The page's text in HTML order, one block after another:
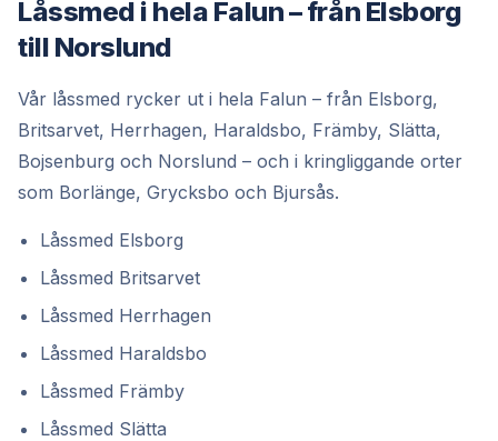
Låssmed i hela Falun – från Elsborg
till Norslund
Vår låssmed rycker ut i hela Falun – från Elsborg,
Britsarvet, Herrhagen, Haraldsbo, Främby, Slätta,
Bojsenburg och Norslund – och i kringliggande orter
som Borlänge, Grycksbo och Bjursås.
Låssmed Elsborg
Låssmed Britsarvet
Låssmed Herrhagen
Låssmed Haraldsbo
Låssmed Främby
Låssmed Slätta